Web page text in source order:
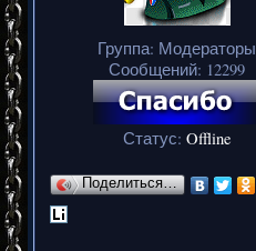
Группа: Модераторы
Сообщений: 12299
Статус: Offline
Поделиться…